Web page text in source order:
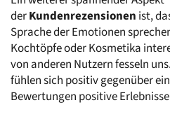
der Kundenrezensionen ist,
Sprache der Emotionen
Kochtöpfe oder Kosmetika
von anderen Nutzern fesseln uns.
fühlen sich positiv gegenüber
Bewertungen positive